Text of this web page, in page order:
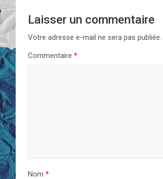
Laisser un commentaire
Votre adresse e-mail ne sera pas publiée.
Commentaire *
Nom *